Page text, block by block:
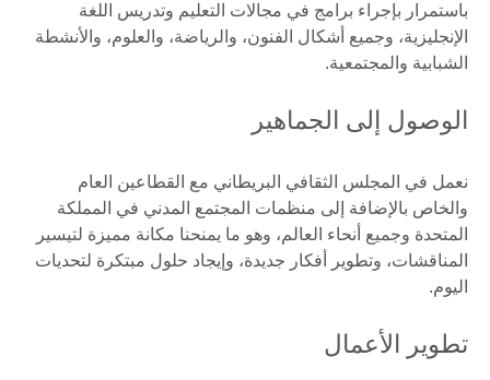
باستمرار بإجراء برامج في مجالات التعليم وتدريس اللغة
الإنجليزية، وجميع أشكال الفنون، والرياضة، والعلوم، والأنشطة
الشبابية والمجتمعية.
الوصول إلى الجماهير
نعمل في المجلس الثقافي البريطاني مع القطاعين العام
والخاص بالإضافة إلى منظمات المجتمع المدني في المملكة
المتحدة وجميع أنحاء العالم، وهو ما يمنحنا مكانة مميزة لتيسير
المناقشات، وتطوير أفكار جديدة، وإيجاد حلول مبتكرة لتحديات
اليوم.
تطوير الأعمال